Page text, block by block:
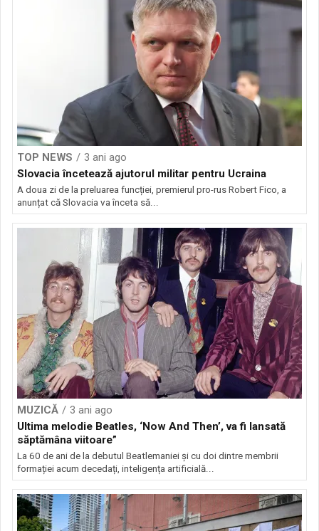
TOP NEWS
3 ani ago
Slovacia încetează ajutorul militar pentru Ucraina
A doua zi de la preluarea funcției, premierul pro-rus Robert Fico, a
anunțat că Slovacia va înceta să...
MUZICĂ
3 ani ago
Ultima melodie Beatles, ‘Now And Then’, va fi lansată
săptămâna viitoare”
La 60 de ani de la debutul Beatlemaniei și cu doi dintre membrii
formației acum decedați, inteligența artificială...